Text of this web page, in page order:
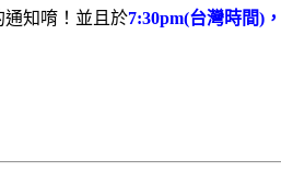
通知唷！並且於7:30pm(台灣時間)